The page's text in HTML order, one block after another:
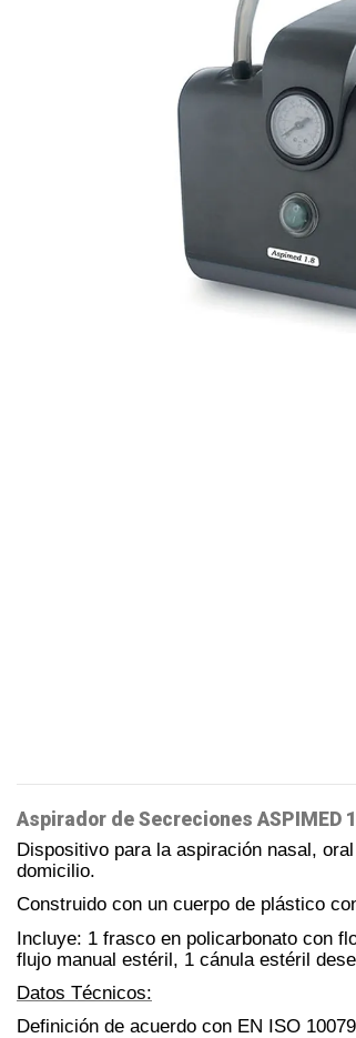
Aspirador de Secreciones ASPIMED
Dispositivo para la aspiración nasal,
domicilio.
Construido con un cuerpo de plástico
Incluye: 1 frasco en policarbonato con
flujo manual estéril, 1 cánula estéril
Datos Técnicos:
Definición de acuerdo con EN ISO